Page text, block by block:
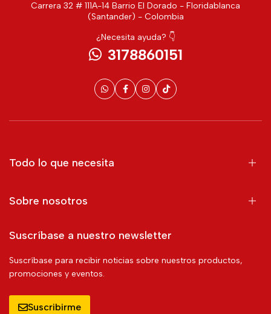
Carrera 32 # 111A-14 Barrio El Dorado - Floridablanca
(Santander) - Colombia
¿Necesita ayuda? 👇
3178860151
Todo lo que necesita
Sobre nosotros
Suscríbase a nuestro newsletter
Suscríbase para recibir noticias sobre nuestros productos,
promociones y eventos.
Suscribirme